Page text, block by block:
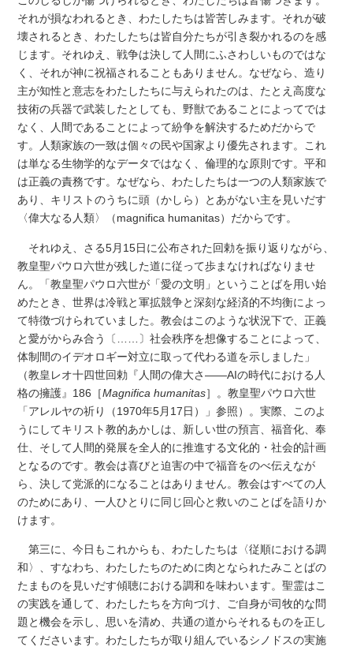
それが損なわれるとき、わたしたちは皆苦しみます。それが破
壊されるとき、わたしたちは皆自分たちが引き裂かれるのを感
じます。それゆえ、戦争は決して人間にふさわしいものではな
く、それが神に祝福されることもありません。なぜなら、造り
主が知性と意志をわたしたちに与えられたのは、たとえ高度な
技術の兵器で武装したとしても、野獣であることによってでは
なく、人間であることによって紛争を解決するためだからで
す。人類家族の一致は個々の民や国家より優先されます。これ
は単なる生物学的なデータではなく、倫理的な原則です。平和
は正義の責務です。なぜなら、わたしたちは一つの人類家族で
あり、キリストのうちに頭（かしら）とあがない主を見いだす
〈偉大なる人類〉（magnifica humanitas）だからです。
それゆえ、さる5月15日に公布された回勅を振り返りながら、
教皇聖パウロ六世が残した道に従って歩まなければなりませ
ん。「教皇聖パウロ六世が「愛の文明」ということばを用い始
めたとき、世界は冷戦と軍拡競争と深刻な経済的不均衡によっ
て特徴づけられていました。教会はこのような状況下で、正義
と愛がからみ合う〔……〕社会秩序を想像することによって、
体制間のイデオロギー対立に取って代わる道を示しました」
（教皇レオ十四世回勅『人間の偉大さ――AIの時代における人
格の擁護』186［Magnifica humanitas］。教皇聖パウロ六世
「アレルヤの祈り（1970年5月17日）」参照）。実際、このよ
うにしてキリスト教的あかしは、新しい世の預言、福音化、奉
仕、そして人間的発展を全人的に推進する文化的・社会的計画
となるのです。教会は喜びと迫害の中で福音をのべ伝えなが
ら、決して党派的になることはありません。教会はすべての人
のためにあり、一人ひとりに同じ回心と救いのことばを語りか
けます。
第三に、今日もこれからも、わたしたちは〈従順における調
和〉、すなわち、わたしたちのために肉となられたみことばの
たまものを見いだす傾聴における調和を味わいます。聖霊はこ
の実践を通して、わたしたちを方向づけ、ご自身が司牧的な問
題と機会を示し、思いを清め、共通の道からそれるものを正し
てくださいます。わたしたちが取り組んでいるシノドスの実施